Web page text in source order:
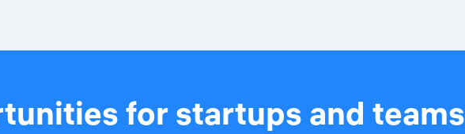
for startups and teams